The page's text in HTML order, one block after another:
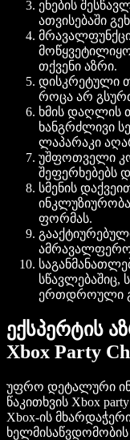
ენების
ათვისებაში
თქვენი აზრი.
დისკრეტული
როცა არ
ხმის დაღლის
ხანგრძლივი
ლაპარაკი
უშფოთველი
შეფერხებებს
სმენის
ფორმას.
სწავლებაშიც,
ერთდროული
ექსპერტის
Xbox Party
უფრო დეტალური
წაკითხვის Xbox
Xbox-ის
ხელმისაწვდომობის